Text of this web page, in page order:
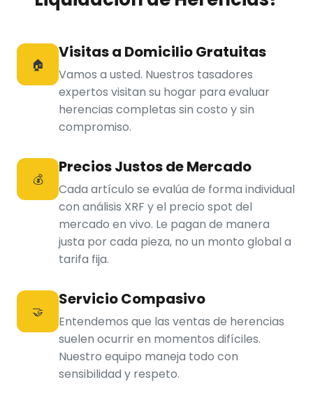
🏠
Visitas a Domicilio Gratuitas
Vamos a usted. Nuestros tasadores
expertos visitan su hogar para evaluar
herencias completas sin costo y sin
compromiso.
💰
Precios Justos de Mercado
Cada artículo se evalúa de forma individual
con análisis XRF y el precio spot del
mercado en vivo. Le pagan de manera
justa por cada pieza, no un monto global a
tarifa fija.
🤝
Servicio Compasivo
Entendemos que las ventas de herencias
suelen ocurrir en momentos difíciles.
Nuestro equipo maneja todo con
sensibilidad y respeto.